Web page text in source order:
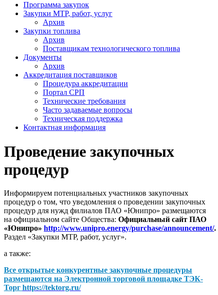
Программа закупок
Закупки МТР, работ, услуг
Архив
Закупки топлива
Архив
Поставщикам технологического топлива
Документы
Архив
Аккредитация поставщиков
Процедура аккредитации
Портал СРП
Технические требования
Часто задаваемые вопросы
Техническая поддержка
Контактная информация
Проведение закупочных
процедур
Информируем потенциальных участников закупочных
процедур о том, что уведомления о проведении закупочных
процедур для нужд филиалов ПАО «Юнипро» размещаются
на официальном сайте Общества: Официальный сайт ПАО
«Юнипро» http://www.unipro.energy/purchase/announcement/.
Раздел «Закупки МТР, работ, услуг».
а также:
Все открытые конкурентные закупочные процедуры
размещаются на Электронной торговой площадке ТЭК-
Торг https://tektorg.ru/